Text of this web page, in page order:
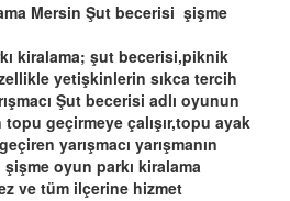
Mersin Şut becerisi şişme
kiralama; şut becerisi,piknik
yetişkinlerin sıkca tercih
Şut becerisi adlı oyunun
geçirmeye çalışır,topu ayak
yarışmacı yarışmanın
oyun parkı kiralama
ve tüm ilçerine hizmet